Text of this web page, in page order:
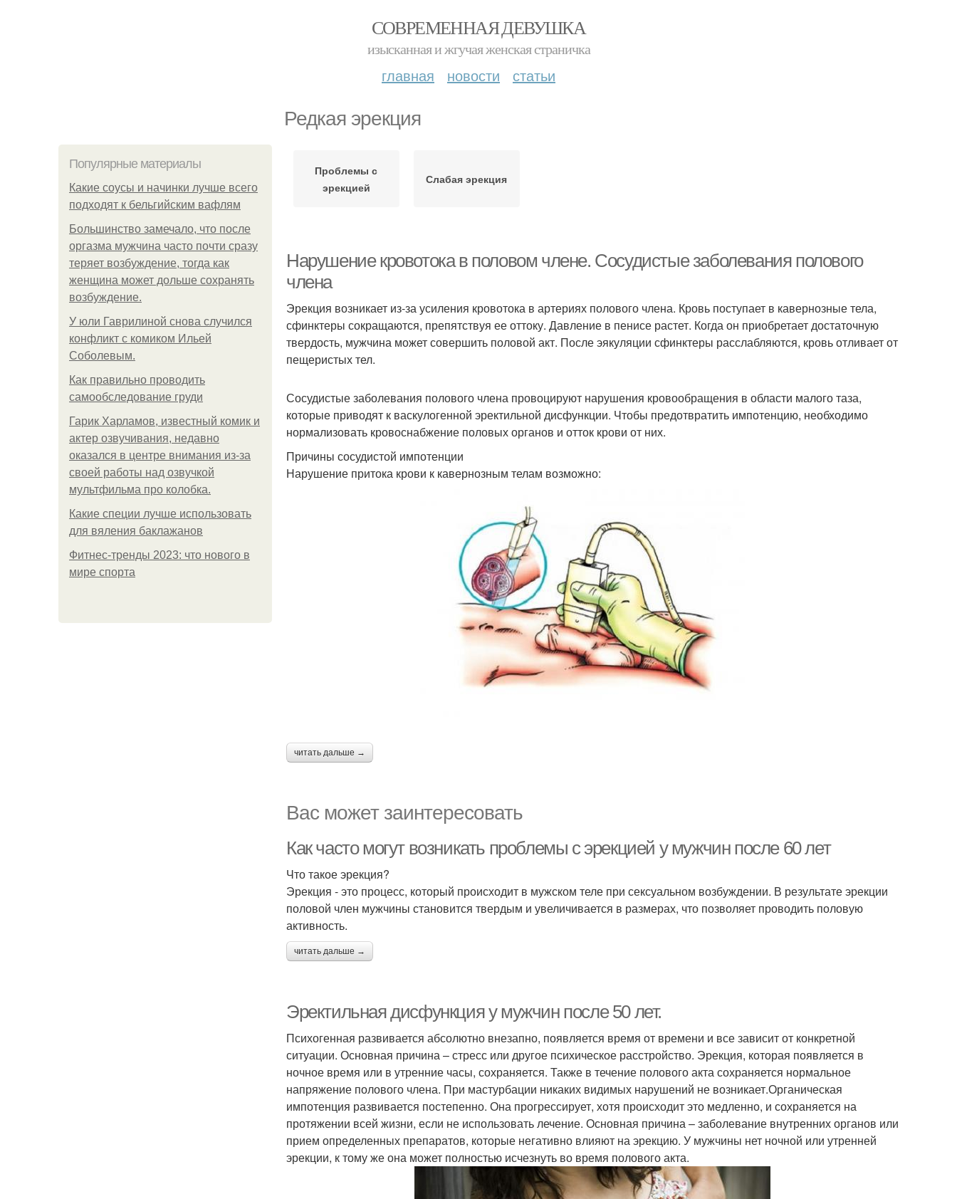
СОВРЕМЕННАЯ ДЕВУШКА
изысканная и жгучая женская страничка
главная новости статьи
Редкая эрекция
Популярные материалы
Какие соусы и начинки лучше всего
подходят к бельгийским вафлям
Большинство замечало, что после
оргазма мужчина часто почти сразу
теряет возбуждение, тогда как
женщина может дольше сохранять
возбуждение.
У юли Гаврилиной снова случился
конфликт с комиком Ильей
Соболевым.
Как правильно проводить
самообследование груди
Гарик Харламов, известный комик и
актер озвучивания, недавно
оказался в центре внимания из-за
своей работы над озвучкой
мультфильма про колобка.
Какие специи лучше использовать
для вяления баклажанов
Фитнес-тренды 2023: что нового в
мире спорта
Проблемы с
эрекцией
Слабая эрекция
Нарушение кровотока в половом члене. Сосудистые заболевания полового
члена
Эрекция возникает из-за усиления кровотока в артериях полового члена. Кровь поступает в кавернозные тела,
сфинктеры сокращаются, препятствуя ее оттоку. Давление в пенисе растет. Когда он приобретает достаточную
твердость, мужчина может совершить половой акт. После эякуляции сфинктеры расслабляются, кровь отливает от
пещеристых тел.
Сосудистые заболевания полового члена провоцируют нарушения кровообращения в области малого таза,
которые приводят к васкулогенной эректильной дисфункции. Чтобы предотвратить импотенцию, необходимо
нормализовать кровоснабжение половых органов и отток крови от них.
Причины сосудистой импотенции
Нарушение притока крови к кавернозным телам возможно:
читать дальше →
Вас может заинтересовать
Как часто могут возникать проблемы с эрекцией у мужчин после 60 лет
Что такое эрекция?
Эрекция - это процесс, который происходит в мужском теле при сексуальном возбуждении. В результате эрекции
половой член мужчины становится твердым и увеличивается в размерах, что позволяет проводить половую
активность.
читать дальше →
Эректильная дисфункция у мужчин после 50 лет.
Психогенная развивается абсолютно внезапно, появляется время от времени и все зависит от конкретной
ситуации. Основная причина – стресс или другое психическое расстройство. Эрекция, которая появляется в
ночное время или в утренние часы, сохраняется. Также в течение полового акта сохраняется нормальное
напряжение полового члена. При мастурбации никаких видимых нарушений не возникает.Органическая
импотенция развивается постепенно. Она прогрессирует, хотя происходит это медленно, и сохраняется на
протяжении всей жизни, если не использовать лечение. Основная причина – заболевание внутренних органов или
прием определенных препаратов, которые негативно влияют на эрекцию. У мужчины нет ночной или утренней
эрекции, к тому же она может полностью исчезнуть во время полового акта.